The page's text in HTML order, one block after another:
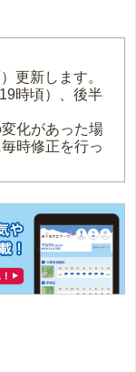
更新します。
時頃）、後半
化があった場
時修正を行っ